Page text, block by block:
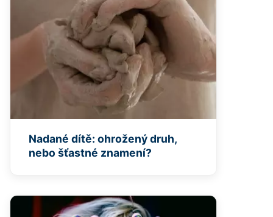
Nadané dítě: ohrožený druh,
nebo šťastné znamení?